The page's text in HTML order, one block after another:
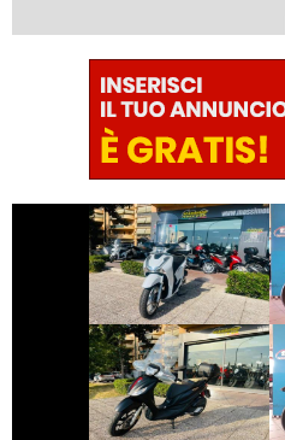
HONDA SH
€ 2.490 €
PIAGGIO MEDLEY
€ 2.990 €
€ 4.190 €